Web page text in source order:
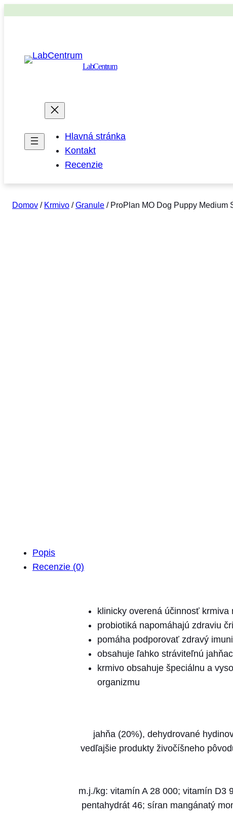
LabCentrum
Hlavná stránka
Kontakt
Recenzie
Domov / Krmivo /Granule / ProPlan MO Dog Puppy Medium
Popis
Recenzie (0)
klinicky overená účinnosť
probiotiká napomáhajú zdraviu
pomáha podporovať zdravý
obsahuje ľahko stráviteľnú
krmivo obsahuje špeciálnu a
organizmu
jahňa (20%), dehydrované
vedľajšie produkty živočíšneho
m.j./kg: vitamín A 28 000; vitamín D3
pentahydrát 46; síran mangánatý